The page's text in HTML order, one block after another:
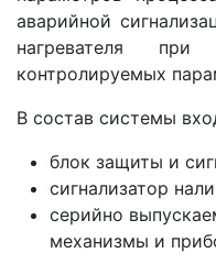
аварийной
нагревателя
контролируемых
В состав системы
блок защиты и
сигнализатор
серийно
механизмы и